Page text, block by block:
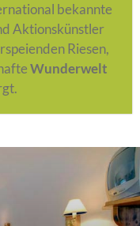
bekannte
Aktionskünstler
Riesen,
Wunderwelt